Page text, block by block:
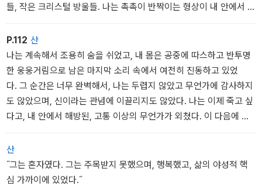
들, 작은 크리스털 방울들. 나는 촉촉이 반짝이는 형상이 내 안에서 뒹
구는 것을 느낀다. 하지만 내가 말하고 싶은 것, 내가 말해야 하는 것
은 어디 있을까? 내게 영감을 달라. 나는 거의 모든 것을 갖고 있으
니, 나는 본질을 기다리는 틀을 갖고 있으니, 그런데 겨우 그게 내 전
부라고? 자신을 어떻게 해야 하는지 모르는 사람은 무엇을 해야 할
까? 몸과 영혼을 유익케 하기 위해 자기 자신을 몸과 영혼으로 나누
어 써야 할까? 아니면 자기 내면의 힘을 저 바깥의 힘으로 치환해야할
까?
P.112 산
나는 계속해서 조용히 숨을 쉬었고, 내 몸은 공중에 따스하고 반투명
한 웅웅거림으로 남은 마지막 소리 속에서 여전히 진동하고 있었
다. 그 순간은 너무 완벽해서, 나는 두렵지 않았고 무언가에 감사하지
도 않았으며, 신이라는 관념에 이끌리지도 않았다. 나는 이제 죽고 싶
다고, 내 안에서 해방된, 고통 이상의 무언가가 외쳤다. 이 다음에 이
어질 순간은 더 낮고 공허할 터였다.
나는 위로 오르고 싶었으니, 오직 하나의 끝과도 같은 죽음만이 내리
막 없는 절정을 안겨 줄 터였다. 주위의 사람들이 일어나 움직이고 있
었다. 나는 일어나서, 연약하고 창백한 모습으로, 출구로 걸어갔다.
산
˝그는 혼자였다. 그는 주목받지 못했으며, 행복했고, 삶의 야성적 핵
심 가까이에 있었다.˝